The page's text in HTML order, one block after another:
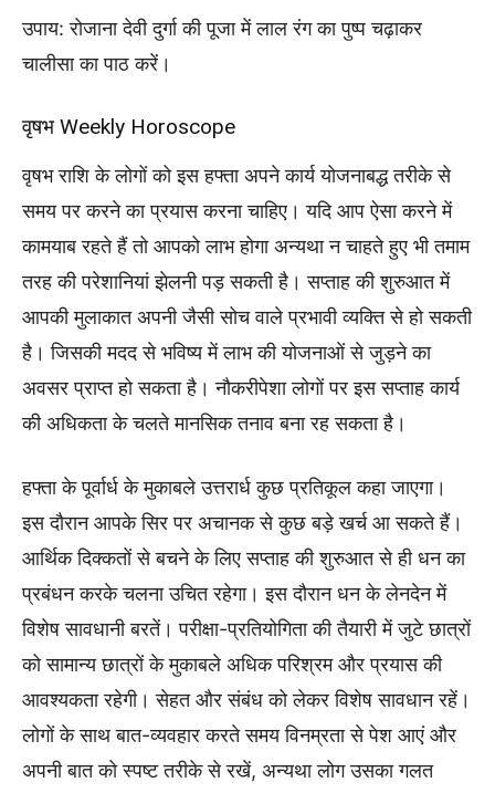
उपाय: रोजाना देवी दुर्गा की पूजा में लाल रंग का पुष्प चढ़ाकर
चालीसा का पाठ करें।
वृषभ Weekly Horoscope
वृषभ राशि के लोगों को इस हफ्ता अपने कार्य योजनाबद्ध तरीके से
समय पर करने का प्रयास करना चाहिए। यदि आप ऐसा करने में
कामयाब रहते हैं तो आपको लाभ होगा अन्यथा न चाहते हुए भी तमाम
तरह की परेशानियां झेलनी पड़ सकती है। सप्ताह की शुरुआत में
आपकी मुलाकात अपनी जैसी सोच वाले प्रभावी व्यक्ति से हो सकती
है। जिसकी मदद से भविष्य में लाभ की योजनाओं से जुड़ने का
अवसर प्राप्त हो सकता है। नौकरीपेशा लोगों पर इस सप्ताह कार्य
की अधिकता के चलते मानसिक तनाव बना रह सकता है।
हफ्ता के पूर्वार्ध के मुकाबले उत्तरार्ध कुछ प्रतिकूल कहा जाएगा।
इस दौरान आपके सिर पर अचानक से कुछ बड़े खर्च आ सकते हैं।
आर्थिक दिक्कतों से बचने के लिए सप्ताह की शुरुआत से ही धन का
प्रबंधन करके चलना उचित रहेगा। इस दौरान धन के लेनदेन में
विशेष सावधानी बरतें। परीक्षा-प्रतियोगिता की तैयारी में जुटे छात्रों
को सामान्य छात्रों के मुकाबले अधिक परिश्रम और प्रयास की
आवश्यकता रहेगी। सेहत और संबंध को लेकर विशेष सावधान रहें।
लोगों के साथ बात-व्यवहार करते समय विनम्रता से पेश आएं और
अपनी बात को स्पष्ट तरीके से रखें, अन्यथा लोग उसका गलत